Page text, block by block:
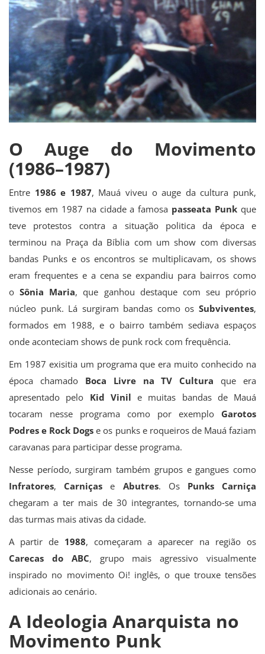
O Auge do Movimento
(1986–1987)
Entre 1986 e 1987, Mauá viveu o auge da cultura punk,
tivemos em 1987 na cidade a famosa passeata Punk que
teve protestos contra a situação politica da época e
terminou na Praça da Bíblia com um show com diversas
bandas Punks e os encontros se multiplicavam, os shows
eram frequentes e a cena se expandiu para bairros como
oSônia Maria, que ganhou destaque com seu próprio
núcleo punk. Lá surgiram bandas como os Subviventes,
formados em 1988, e o bairro também sediava espaços
onde aconteciam shows de punk rock com frequência.
Em 1987 exisitia um programa que era muito conhecido na
época chamado Boca Livre na TV Cultura que era
apresentado pelo Kid Vinil e muitas bandas de Mauá
tocaram nesse programa como por exemplo Garotos
Podres e Rock Dogse os punks e roqueiros de Mauá faziam
caravanas para participar desse programa.
Nesse período, surgiram também grupos e gangues como
Infratores, Carniças e Abutres. Os Punks Carniça
chegaram a ter mais de 30 integrantes, tornando‐se uma
das turmas mais ativas da cidade.
A partir de 1988, começaram a aparecer na região os
Carecas do ABC, grupo mais agressivo visualmente
inspirado no movimento Oi! inglês, o que trouxe tensões
adicionais ao cenário.
A Ideologia Anarquista no
Movimento Punk